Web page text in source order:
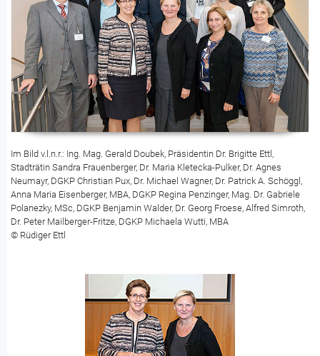
Im Bild v.l.n.r.: Ing. Mag. Gerald Doubek, Präsidentin Dr. Brigitte Ettl,
Stadträtin Sandra Frauenberger, Dr. Maria Kletecka-Pulker, Dr. Agnes
Neumayr, DGKP Christian Pux, Dr. Michael Wagner, Dr. Patrick A. Schöggl,
Anna Maria Eisenberger, MBA, DGKP Regina Penzinger, Mag. Dr. Gabriele
Polanezky, MSc, DGKP Benjamin Walder, Dr. Georg Froese, Alfred Simroth,
Dr. Peter Mailberger-Fritze, DGKP Michaela Wutti, MBA
© Rüdiger Ettl